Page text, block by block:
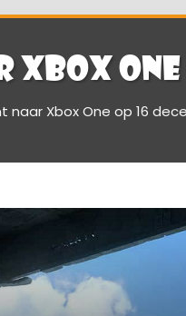
One
naar Xbox One op 16